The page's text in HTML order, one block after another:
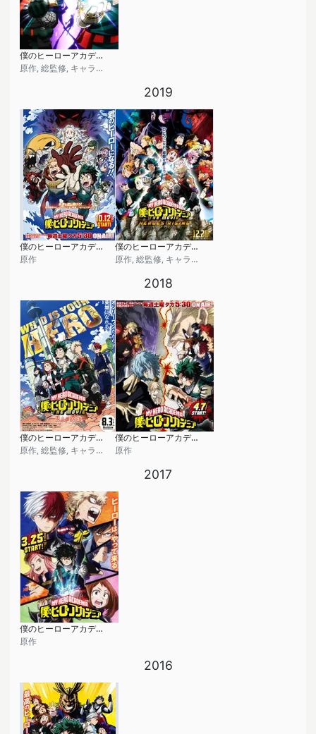
僕のヒーローアカデミア THE MOVIE ヒーローズ・ライジング エピローグ・プラス《夢を現実に》
原作, 総監修, キャラクター原案
2019
僕のヒーローアカデミア (第4期)
原作
僕のヒーローアカデミア THE MOVIE ヒーローズ：ライジング
原作, 総監修, キャラクター原案
2018
僕のヒーローアカデミア THE MOVIE ～2人の英雄～
原作, 総監修, キャラクター原案
僕のヒーローアカデミア (第3期)
原作
2017
僕のヒーローアカデミア (第2期)
原作
2016